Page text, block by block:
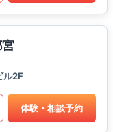
ル2F
体験・相談予約